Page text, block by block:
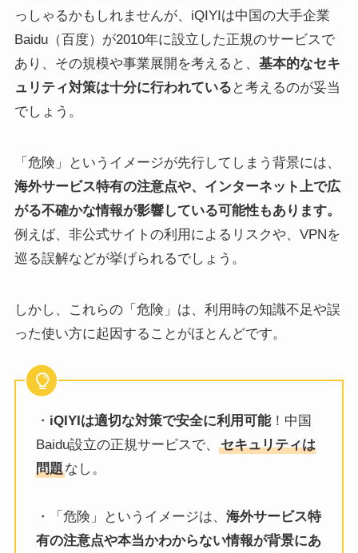
っしゃるかもしれませんが、iQIYIは中国の大手企業
Baidu（百度）が2010年に設立した正規のサービスで
あり、その規模や事業展開を考えると、 基本的なセキ
ュリティ対策は十分に行われている と考えるのが妥当
でしょう。
「危険」というイメージが先行してしまう背景には、
海外サービス特有の注意点や、インターネット上で広
がる不確かな情報が影響している可能性もあります。
例えば、非公式サイトの利用によるリスクや、VPNを
巡る誤解などが挙げられるでしょう。
しかし、これらの「危険」は、利用時の知識不足や誤
った使い方に起因することがほとんどです。
・ iQIYIは適切な対策で安全に利用可能！中国
Baidu設立の正規サービスで、セキュリティは
問題なし。
・「危険」というイメージは、海外サービス特
有の注意点や本当かわからない情報が背景にあ